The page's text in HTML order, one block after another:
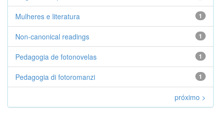
1
Mulheres e literatura
1
Non-canonical readings
1
Pedagogia de fotonovelas
1
Pedagogia di fotoromanzi
próximo >